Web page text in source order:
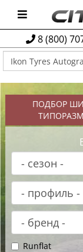
8 (800)
ПОДБОР
Runflat